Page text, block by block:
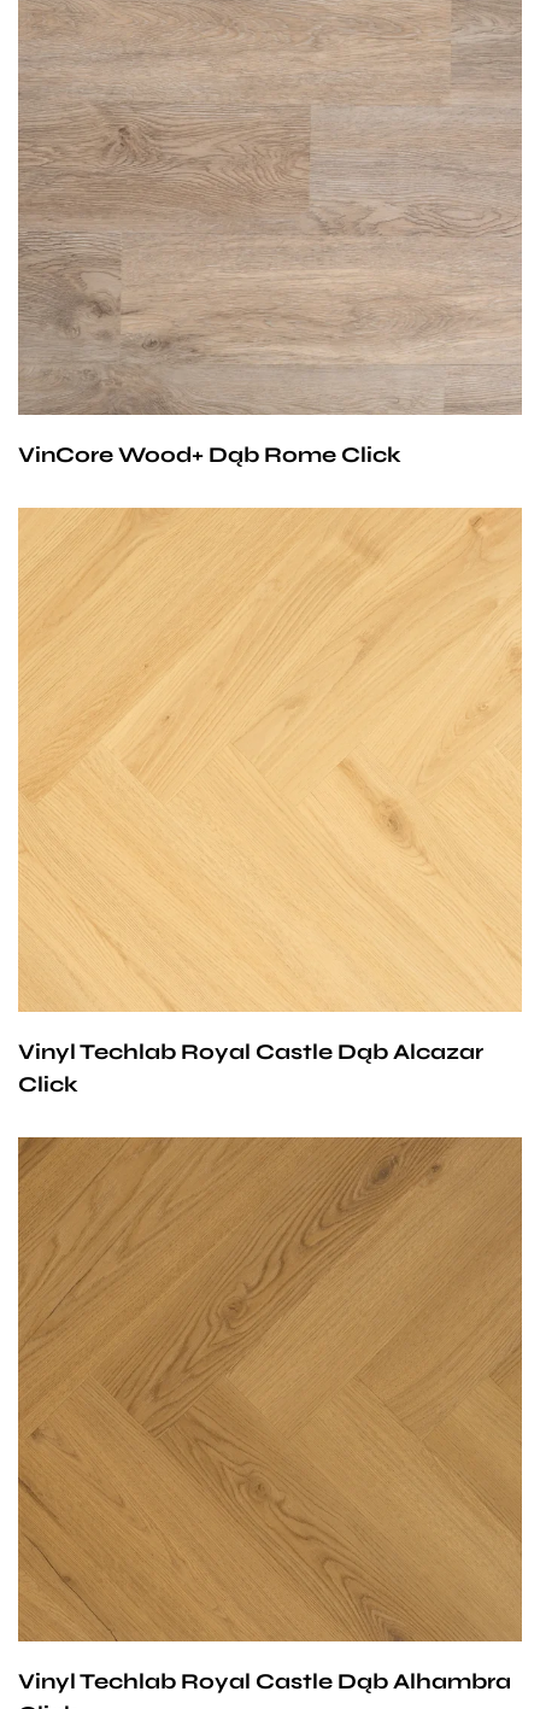
Przy zachowaniu określonych warunków panele mogą
być stosowane na ogrzewaniu podłogowym
wodnym. Producent na te panele udziela 25-letniej
gwarancji dla użytku domowego i 10- letniej gwarancji na
użytek komercyjny.
VinCore Wood+ Dąb Rome Click
Przy zachowaniu określonych warunków panele mogą
być stosowane na ogrzewaniu podłogowym
wodnym. Producent na te panele udziela 25-letniej
gwarancji dla użytku domowego i 10- letniej gwarancji na
użytek komercyjny.
Vinyl Techlab Royal Castle Dąb Alcazar
Click
Przy zachowaniu określonych warunków panele mogą
być stosowane na ogrzewaniu podłogowym
wodnym. Producent na te panele udziela 25-letniej
gwarancji dla użytku domowego i 10- letniej gwarancji na
użytek komercyjny.
Vinyl Techlab Royal Castle Dąb Alhambra